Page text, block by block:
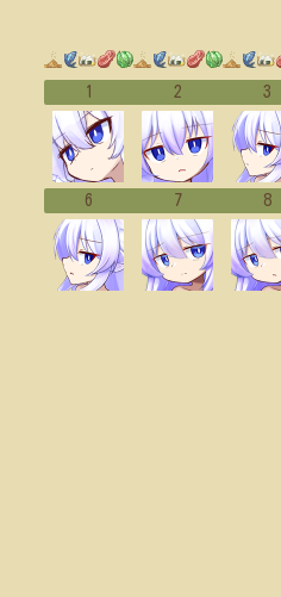
1 2 3
6 7 8